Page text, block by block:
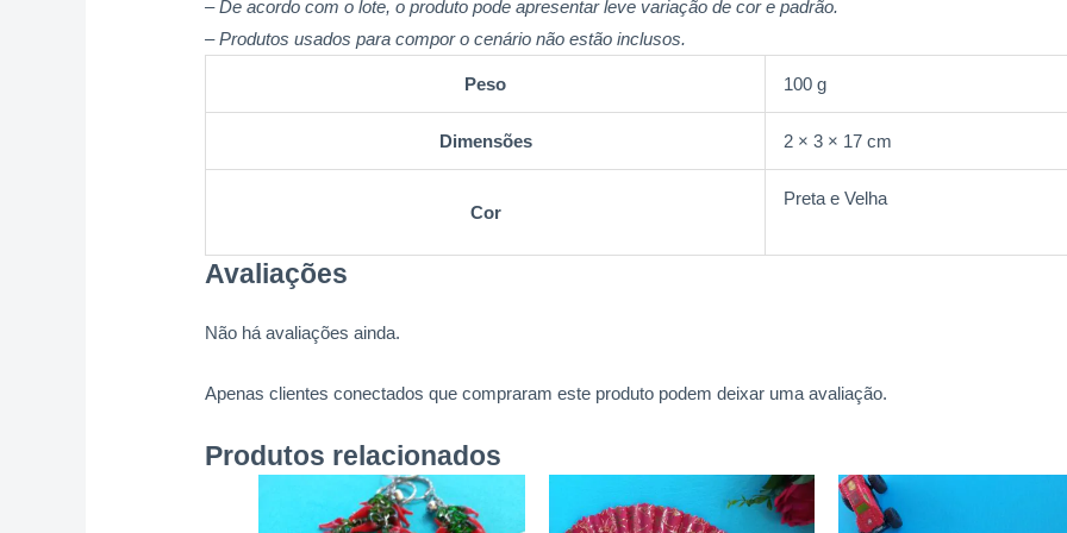
– De acordo com o lote, o produto pode apresentar leve variação de cor e padrão.
– Produtos usados para compor o cenário não estão inclusos.
Peso 100 g
Dimensões 2 × 3 × 17 cm
Cor
Preta e Velha
Avaliações
Não há avaliações ainda.
Apenas clientes conectados que compraram este produto podem deixar uma avaliação.
Produtos relacionados
Este
produto